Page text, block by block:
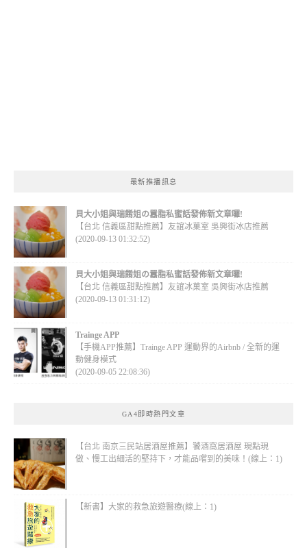
最新推播訊息
貝大小姐與瑞餚姐の囂脂私蜜話發佈新文章囉!
【台北 信義區甜點推薦】友誼冰菓室 吳興街冰店推薦
(2020-09-13 01:32:52)
貝大小姐與瑞餚姐の囂脂私蜜話發佈新文章囉!
【台北 信義區甜點推薦】友誼冰菓室 吳興街冰店推薦
(2020-09-13 01:31:12)
Trainge APP
【手機APP推薦】Trainge APP 運動界的Airbnb / 全新的運
動健身模式
(2020-09-05 22:08:36)
GA4即時熱門文章
【台北 南京三民站居酒屋推薦】饕酒窩居酒屋 現點現
做、慢工出細活的堅持下，才能品嚐到的美味！(線上：1)
【新書】大家的救急旅遊醫療(線上：1)